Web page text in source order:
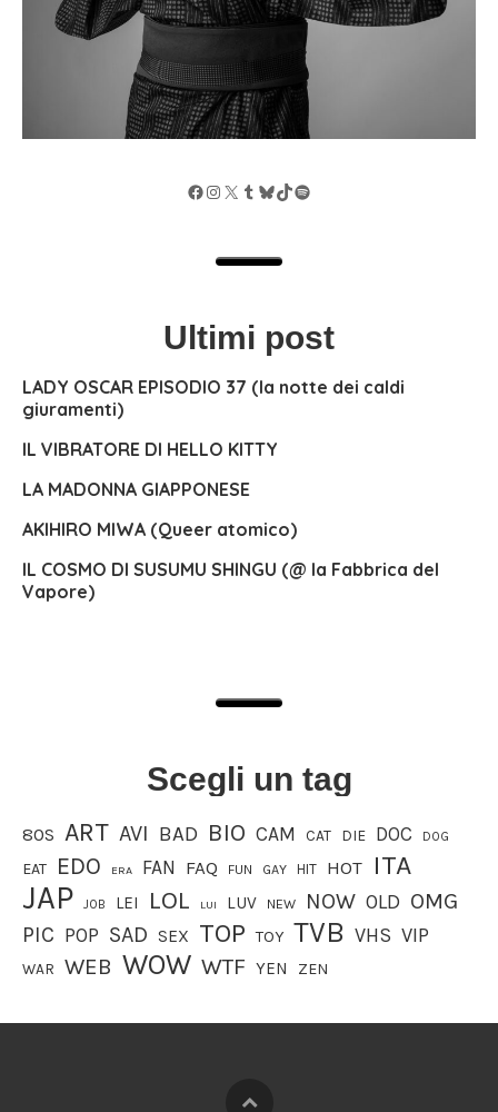
Facebook
Instagram
X Tumblr
Bluesky
TikTokSpotify
Ultimi post
LADY OSCAR EPISODIO 37 (la notte dei caldi
giuramenti)
IL VIBRATORE DI HELLO KITTY
LA MADONNA GIAPPONESE
AKIHIRO MIWA (Queer atomico)
IL COSMO DI SUSUMU SHINGU (@ la Fabbrica del
Vapore)
Scegli un tag
80S ART AVI BAD BIO CAM CAT DIE DOC DOG
EAT EDO ERA FAN FAQ FUN GAY HIT HOT ITA
JAP JOB LEI LOL LUI LUV NEW NOW OLD OMG
PIC POP SAD SEX TOP TOY TVB VHS VIP
WAR WEB WOW WTF YEN ZEN